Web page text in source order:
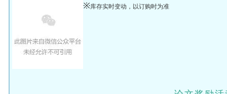
※库存实时变动，以订购时为准